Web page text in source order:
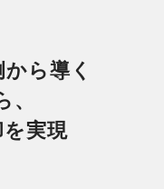
ら導く
実現